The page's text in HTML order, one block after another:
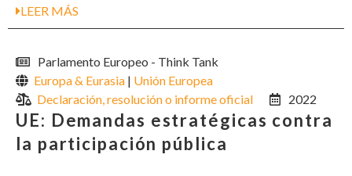
LEER MÁS
Parlamento Europeo - Think Tank
Europa & Eurasia | Unión Europea
Declaración, resolución o informe oficial
2022
UE: Demandas estratégicas contra
la participación pública